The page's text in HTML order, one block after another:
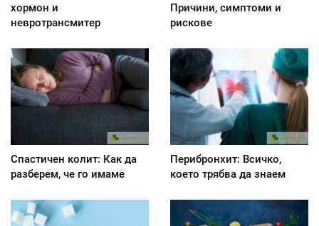
хормон и
невротрансмитер
Причини, симптоми и
рискове
Спастичен колит: Как да
разберем, че го имаме
Перибронхит: Всичко,
което трябва да знаем